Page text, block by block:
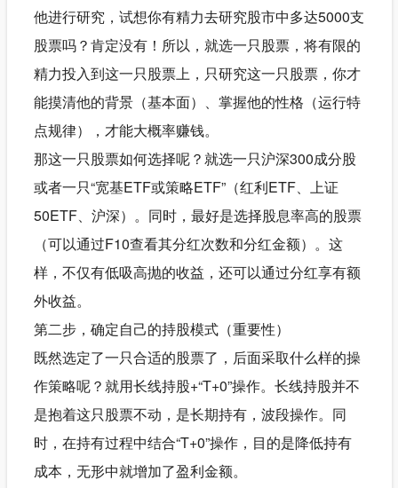
他进行研究，试想你有精力去研究股市中多达5000支
股票吗？肯定没有！所以，就选一只股票，将有限的
精力投入到这一只股票上，只研究这一只股票，你才
能摸清他的背景（基本面）、掌握他的性格（运行特
点规律），才能大概率赚钱。
那这一只股票如何选择呢？就选一只沪深300成分股
或者一只“宽基ETF或策略ETF”（红利ETF、上证
50ETF、沪深）。同时，最好是选择股息率高的股票
（可以通过F10查看其分红次数和分红金额）。这
样，不仅有低吸高抛的收益，还可以通过分红享有额
外收益。
第二步，确定自己的持股模式（重要性）
既然选定了一只合适的股票了，后面采取什么样的操
作策略呢？就用长线持股+“T+0”操作。长线持股并不
是抱着这只股票不动，是长期持有，波段操作。同
时，在持有过程中结合“T+0”操作，目的是降低持有
成本，无形中就增加了盈利金额。